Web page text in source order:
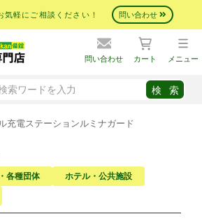
気軽にご相談ください！ 問い合わせ
問い合わせ カート メニュー
充電ステーションルミナガード
各種団体
ホテル・公共施設